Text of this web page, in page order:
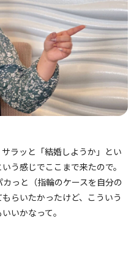
ラッと「結婚しようか」とい
う感じでここまで来たので。
っと（指輪のケースを自分の
らいたかったけど、こういう
いかなって。